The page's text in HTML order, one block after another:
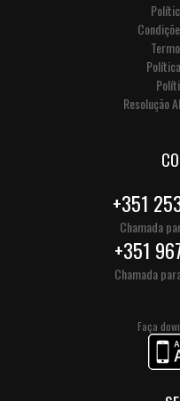
Resolução
+351
Chamada
+351
Chamada
Faça